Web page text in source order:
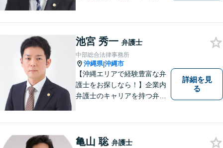
にご連絡ください！
池宮 秀一 弁護士
中部総合法律事務所
沖縄県|沖縄市
【沖縄エリアで経験豊富な弁
護士をお探しなら！】企業内
弁護士のキャリアを持つ弁護
ります。スピード感を持っ
詳細を見
る
亀山 聡 弁護士